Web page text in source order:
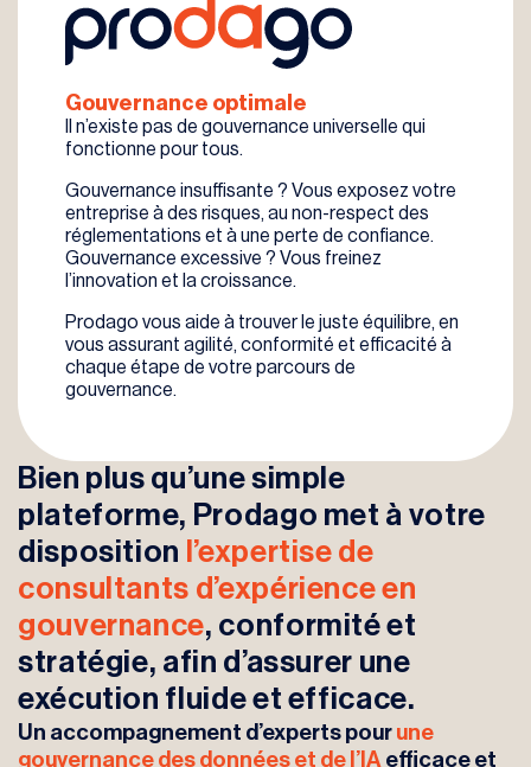
Gouvernance optimale
Il n’existe pas de gouvernance universelle qui
fonctionne pour tous.
Gouvernance insuffisante ? Vous exposez votre
entreprise à des risques, au non-respect des
réglementations et à une perte de confiance.
Gouvernance excessive ? Vous freinez
l’innovation et la croissance.
Prodago vous aide à trouver le juste équilibre, en
vous assurant agilité, conformité et efficacité à
chaque étape de votre parcours de
gouvernance.
Bien plus qu’une simple
plateforme, Prodago met à votre
disposition l’expertise de
consultants d’expérience en
gouvernance, conformité et
stratégie, afin d’assurer une
exécution fluide et efficace.
Un accompagnement d’experts pour une
gouvernance des données et de l’IA efficace et